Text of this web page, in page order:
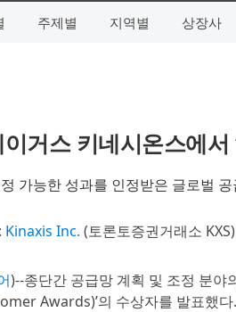
주제별 지역별 상장사
거스 키네시온스에서
가능한 성과를 인정받은 글로벌
Kinaxis Inc. (토론토증권거래소 KXS)
)--종단간 공급망 계획 및 조정 분야
Awards)’의 수상자를 발표했다.